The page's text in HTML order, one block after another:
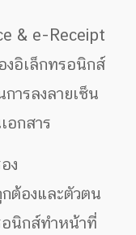
& e-Receipt
งอิเล็กทรอนิกส์
ารลงลายเซ็น
อกสาร
ง
ต้องและตัวตน
อนิกส์ทำหน้าที่